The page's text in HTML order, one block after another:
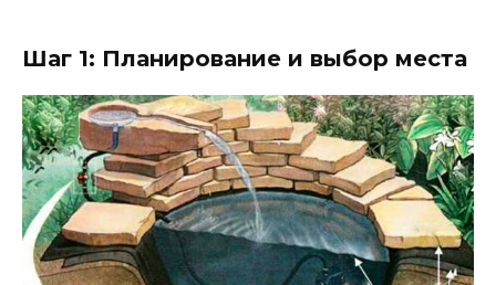
Шаг 1: Планирование и выбор места